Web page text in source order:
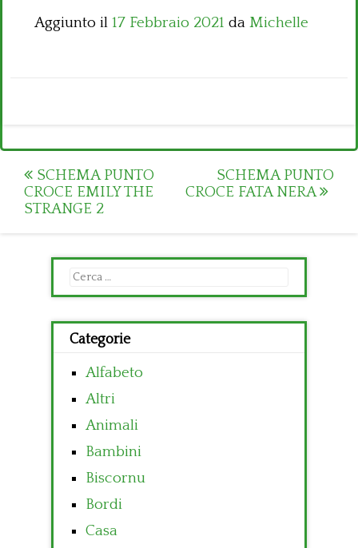
Aggiunto il 17 Febbraio 2021 da Michelle
Post
navigation
SCHEMA PUNTO
CROCE EMILY THE
STRANGE 2
SCHEMA PUNTO
CROCE FATA NERA
Ricerca
per:
Categorie
Alfabeto
Altri
Animali
Bambini
Biscornu
Bordi
Casa